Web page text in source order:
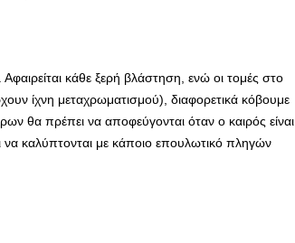
κάθε ξερή βλάστηση, ενώ οι τομές στο
ίχνη μεταχρωματισμού), διαφορετικά κόβουμε
θα πρέπει να αποφεύγονται όταν ο καιρός είναι
να καλύπτονται με κάποιο επουλωτικό πληγών